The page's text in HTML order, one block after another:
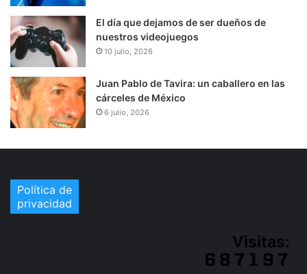
El día que dejamos de ser dueños de
nuestros videojuegos
10 julio, 2026
Juan Pablo de Tavira: un caballero en las
cárceles de México
6 julio, 2026
Política de
privacidad
Visitas: